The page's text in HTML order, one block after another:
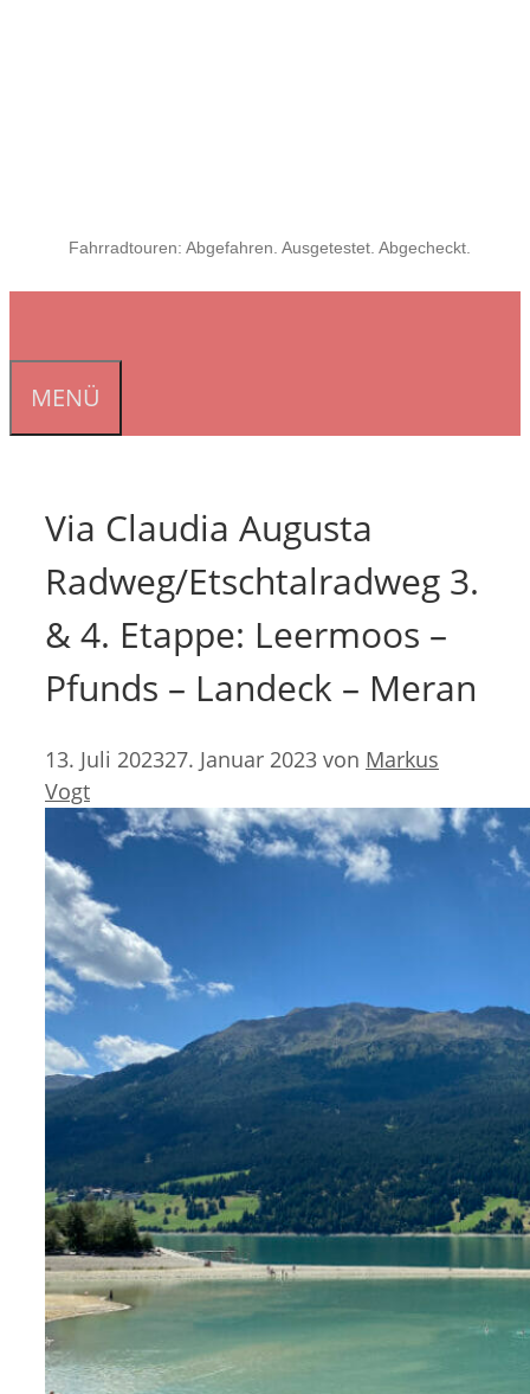
Fahrradtouren: Abgefahren. Ausgetestet. Abgecheckt.
MENÜ
Via Claudia Augusta
Radweg/Etschtalradweg 3.
& 4. Etappe: Leermoos –
Pfunds – Landeck – Meran
13. Juli 202327. Januar 2023 von Markus
Vogt